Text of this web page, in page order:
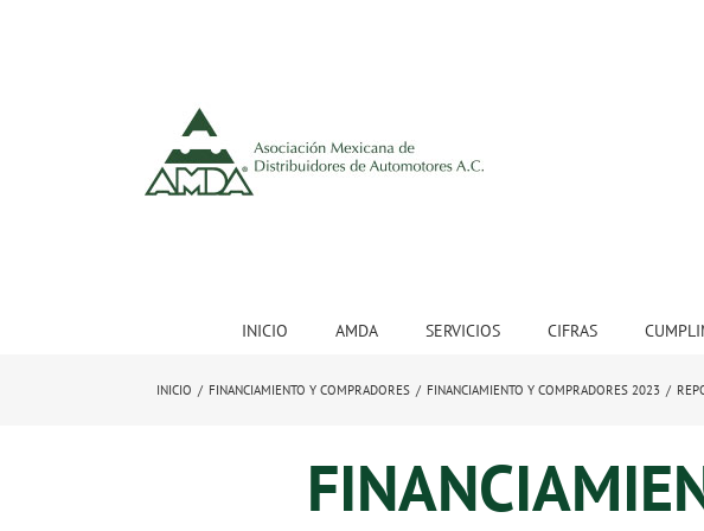
INICIO AMDA SERVICIOS CIFRAS
INICIO / FINANCIAMIENTO Y COMPRADORES / FINANCIAMIENTO Y COMPRADORES 2023 /